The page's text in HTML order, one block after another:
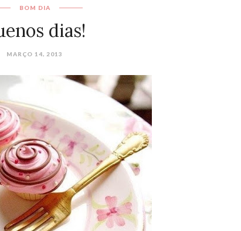
BOM DIA
dias!
MARÇO 14, 2013